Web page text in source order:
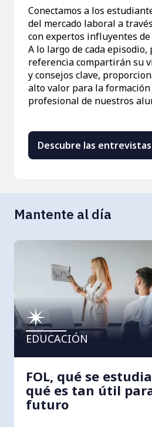
Conectamos a los
del mercado laboral a
con expertos influyentes
A lo largo de cada
referencia compartirán su
y consejos clave,
alto valor para la
profesional de nuestros
Descubre las entrevistas
Mantente al día
EDUCACIÓN
FOL, qué se
qué es tan útil
futuro